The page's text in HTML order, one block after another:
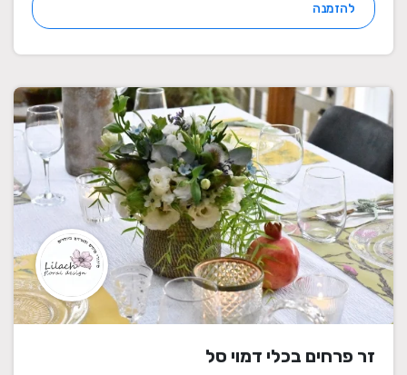
להזמנה
זר פרחים בכלי דמוי סל